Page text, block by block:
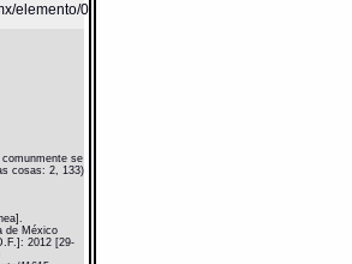
elemento/01.01.01
comunmente se
cosas: 2, 133)
de México
2012 [29-